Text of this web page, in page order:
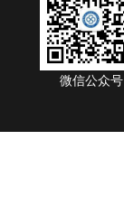
微信公众号